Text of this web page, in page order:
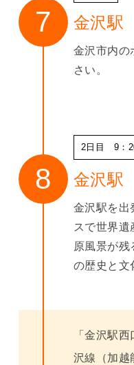
金沢駅
金沢市内の
さい。
2日目 9：
金沢駅
金沢駅を出
スで世界
原風景が
の歴史と文
「金沢駅
沢線（加越